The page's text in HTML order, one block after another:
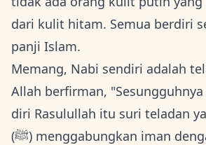
dari kulit hitam. Semua berdiri
panji Islam.
Memang, Nabi sendiri adalah
Allah berfirman,
diri Rasulullah itu suri teladan
(ﷺ) menggabungkan iman dengan akhlak yang